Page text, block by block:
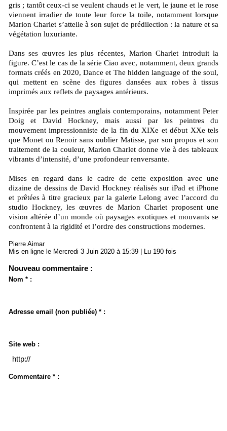
gris ; tantôt ceux-ci se veulent chauds et le vert, le jaune et le rose
viennent irradier de toute leur force la toile, notamment lorsque
Marion Charlet s’attelle à son sujet de prédilection : la nature et sa
végétation luxuriante.
Dans ses œuvres les plus récentes, Marion Charlet introduit la
figure. C’est le cas de la série Ciao avec, notamment, deux grands
formats créés en 2020, Dance et The hidden language of the soul,
qui mettent en scène des figures dansées aux robes à tissus
imprimés aux reflets de paysages antérieurs.
Inspirée par les peintres anglais contemporains, notamment Peter
Doig et David Hockney, mais aussi par les peintres du
mouvement impressionniste de la fin du XIXe et début XXe tels
que Monet ou Renoir sans oublier Matisse, par son propos et son
traitement de la couleur, Marion Charlet donne vie à des tableaux
vibrants d’intensité, d’une profondeur renversante.
Mises en regard dans le cadre de cette exposition avec une
dizaine de dessins de David Hockney réalisés sur iPad et iPhone
et prêtées à titre gracieux par la galerie Lelong avec l’accord du
studio Hockney, les œuvres de Marion Charlet proposent une
vision altérée d’un monde où paysages exotiques et mouvants se
confrontent à la rigidité et l’ordre des constructions modernes.
Pierre Aimar
Mis en ligne le Mercredi 3 Juin 2020 à 15:39 | Lu 190 fois
Nouveau commentaire :
Nom * :
Adresse email (non publiée) * :
Site web :
Commentaire * :